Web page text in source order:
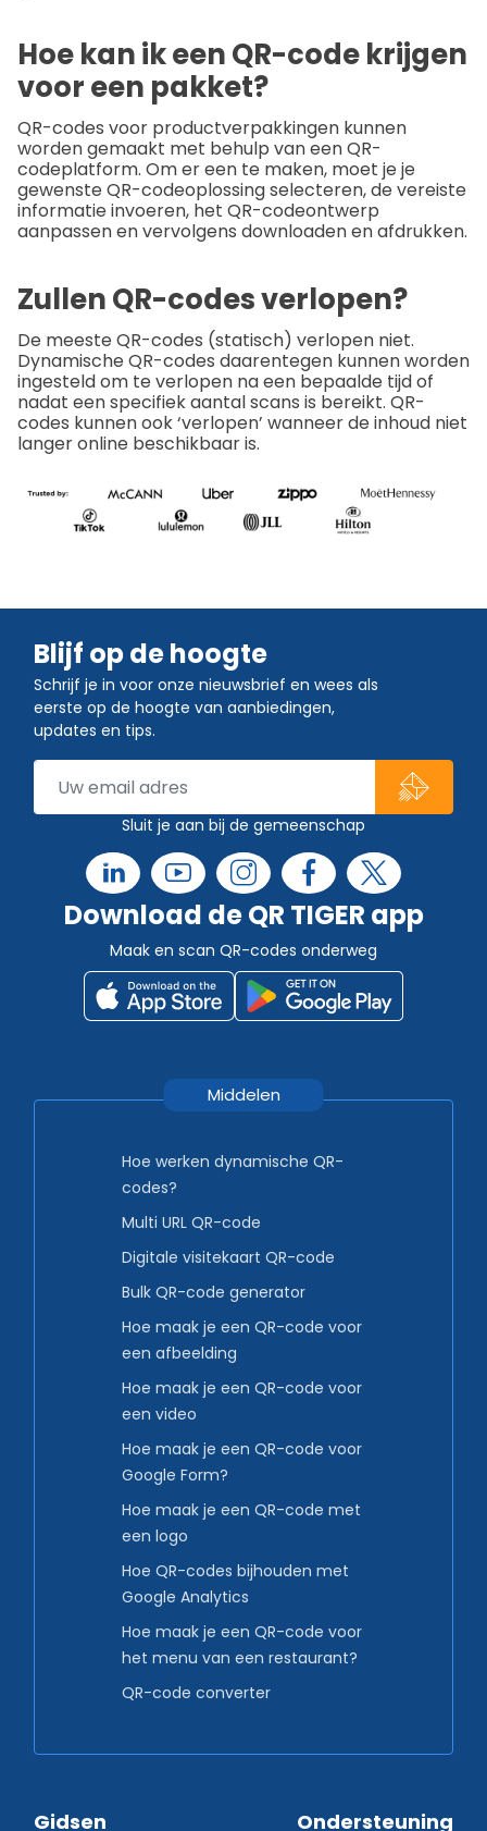
Hoe kan ik een QR-code krijgen
voor een pakket?
QR-codes voor productverpakkingen kunnen
worden gemaakt met behulp van een QR-
codeplatform. Om er een te maken, moet je je
gewenste QR-codeoplossing selecteren, de vereiste
informatie invoeren, het QR-codeontwerp
aanpassen en vervolgens downloaden en afdrukken.
Zullen QR-codes verlopen?
De meeste QR-codes (statisch) verlopen niet.
Dynamische QR-codes daarentegen kunnen worden
ingesteld om te verlopen na een bepaalde tijd of
nadat een specifiek aantal scans is bereikt. QR-
codes kunnen ook ‘verlopen’ wanneer de inhoud niet
langer online beschikbaar is.
Blijf op de hoogte
Schrijf je in voor onze nieuwsbrief en wees als
eerste op de hoogte van aanbiedingen,
updates en tips.
Sluit je aan bij de gemeenschap
Download de QR TIGER app
Maak en scan QR-codes onderweg
Middelen
Hoe werken dynamische QR-
codes?
Multi URL QR-code
Digitale visitekaart QR-code
Bulk QR-code generator
Hoe maak je een QR-code voor
een afbeelding
Hoe maak je een QR-code voor
een video
Hoe maak je een QR-code voor
Google Form?
Hoe maak je een QR-code met
een logo
Hoe QR-codes bijhouden met
Google Analytics
Hoe maak je een QR-code voor
het menu van een restaurant?
QR-code converter
Gidsen Ondersteuning